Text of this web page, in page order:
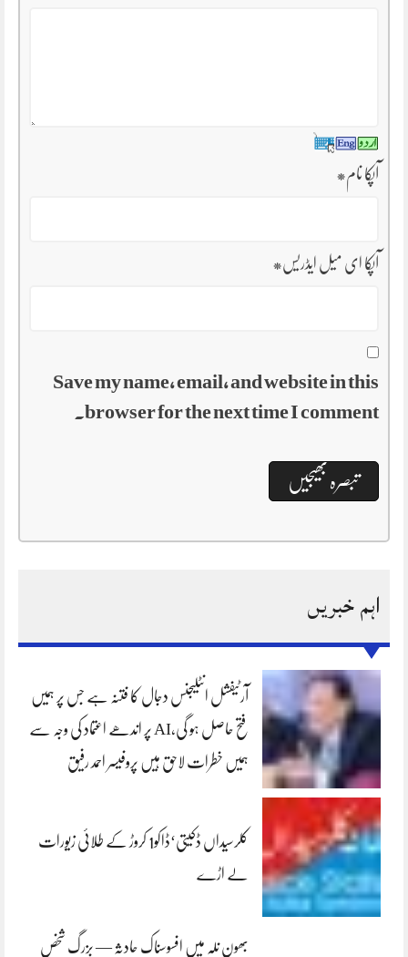
آپکا نام*
آپکا ای میل ایڈریس*
Save my name, email, and website in this
browser for the next time I comment.
اہم خبریں
آرٹیفشل انٹلیجنس دجال کا فتنہ ہے جس پر ہمیں
فتح حاصل ہو گی،AI پر اندھے اعتماد کی وجہ سے
ہمیں خطرات لاحق ہیں پروفیسر احمد رفیق
کلرسیداں ڈکیتی‘ڈاکو1 کروڑ کے طلائی زیورات
لے اڑے
بھون نلہ میں افسوسناک حادثہ — بزرگ شخص